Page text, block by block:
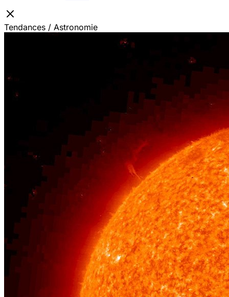
Tendances / Astronomie